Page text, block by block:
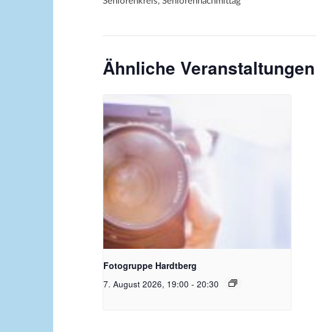
Ähnliche Veranstaltungen
Kamera_Pixabay Free_PublicDomainArchive
Fotogruppe Hardtberg
7. August 2026, 19:00 - 20:30